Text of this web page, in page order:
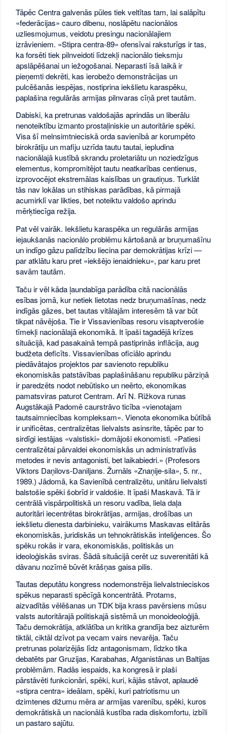
Tāpēc Centra galvenās pūles tiek veltītas tam, lai salāpītu
«federācijas» cauro dibenu, noslāpētu nacionālos
uzliesmojumus, veidotu presingu nacionālajiem
izrāvieniem. «Stipra centra-89» ofensīvai raksturīgs ir tas,
ka forsēti tiek pilnveidoti līdzekļi nacionālo tieksmju
apslāpēšanai un iežogošanai. Neparasti īsā laikā ir
pieņemti dekrēti, kas ierobežo demonstrācijas un
pulcēšanās iespējas, nostiprina iekšlietu karaspēku,
paplašina regulārās armijas pilnvaras cīņā pret tautām.
Dabiski, ka pretrunas valdošajās aprindās un liberālu
nenoteiktību izmanto prostaļiniskie un autoritārie spēki.
Visa šī melnsimtnieciskā orda savienībā ar korumpēto
birokrātiju un mafiju uzrīda tautu tautai, iepludina
nacionālajā kustībā skrandu proletariātu un noziedzīgus
elementus, kompromitējot tautu neatkarības centienus,
izprovocējot ekstremālas kaislības un grautiņus. Turklāt
tās nav lokālas un stihiskas parādības, kā pirmajā
acumirklī var likties, bet noteiktu valdošo aprindu
mērķtiecīga režija.
Pat vēl vairāk. Iekšlietu karaspēka un regulārās armijas
iejaukšanās nacionālo problēmu kārtošanā ar bruņumašīnu
un indīgo gāzu palīdzību liecina par demokrātijas krīzi —
par atklātu karu pret «iekšējo ienaidnieku», par karu pret
savām tautām.
Taču ir vēl kāda ļaundabīga parādība citā nacionālās
esības jomā, kur netiek lietotas nedz bruņumašīnas, nedz
indīgās gāzes, bet tautas vitālajām interesēm tā var būt
tikpat nāvējoša. Tie ir Vissavienības resoru visaptverošie
tīmekļi nacionālajā ekonomikā. It īpaši tagadējā krīzes
situācijā, kad pasakainā tempā pastiprinās inflācija, aug
budžeta deficīts. Vissavienības oficiālo aprindu
piedāvātajos projektos par savienoto republiku
ekonomiskās patstāvības paplašināšanu republiku pārziņā
ir paredzēts nodot nebūtisko un neērto, ekonomikas
pamatsviras paturot Centram. Arī N. Rižkova runas
Augstākajā Padomē caurstrāvo ticība «vienotajam
tautsaimniecības kompleksam». Vienota ekonomika būtībā
ir unificētas, centralizētas lielvalsts asinsrite, tāpēc par to
sirdīgi iestājas «valstiski» domājoši ekonomisti. «Patiesi
centralizētai pārvaldei ekonomiskās un administratīvās
metodes ir nevis antagonisti, bet laikabiedri.» (Profesors
Viktors Daņilovs-Daniljans. Žurnāls «Znaņije-sila», 5. nr.,
1989.) Jādomā, ka Savienībā centralizētu, unitāru lielvalsti
balstošie spēki šobrīd ir valdošie. It īpaši Maskavā. Tā ir
centrālā vispārpolitiskā un resoru vadība, liela daļa
autoritāri iecentrētas birokrātijas, armijas, drošības un
iekšlietu dienesta darbinieku, vairākums Maskavas elitārās
ekonomiskās, juridiskās un tehnokrātiskās inteliģences. Šo
spēku rokās ir vara, ekonomiskās, politiskās un
ideoloģiskās sviras. Šādā situācijā cerēt uz suverenitāti kā
dāvanu nozīmē būvēt krāšņas gaisa pilis.
Tautas deputātu kongress nodemonstrēja lielvalstnieciskos
spēkus neparasti spēcīgā koncentrātā. Protams,
aizvadītās vēlēšanas un TDK bija krass pavērsiens mūsu
valsts autoritārajā politiskajā sistēmā un monoideoloģijā.
Taču demokrātija, atklātība un kritika grandīja bez aizturēm
tiktāl, ciktāl dzīvot pa vecam vairs nevarēja. Taču
pretrunas polarizējās līdz antagonismam, līdzko tika
debatēts par Gruzijas, Karabahas, Afganistānas un Baltijas
problēmām. Radās iespaids, ka kongresā ir plaši
pārstāvēti funkcionāri, spēki, kuri, kājās stāvot, aplaudē
«stipra centra» ideālam, spēki, kuri patriotismu un
dzimtenes dižumu mēra ar armijas varenību, spēki, kuros
demokrātiskā un nacionālā kustība rada diskomfortu, izbīli
un pastaro sajūtu.